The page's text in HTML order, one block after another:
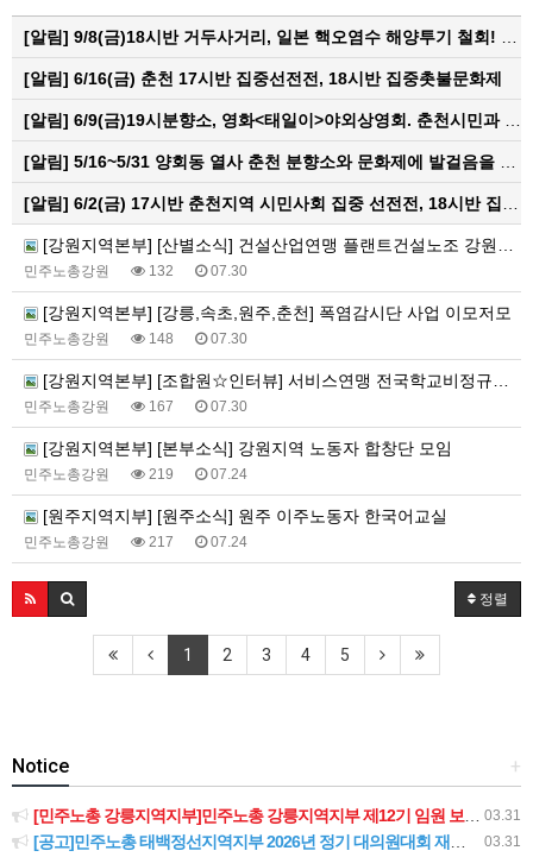
[알림] 9/8(금)18시반 거두사거리, 일본 핵오염수 해양투기 철회! 춘천시민대회
[알림] 6/16(금) 춘천 17시반 집중선전전, 18시반 집중촛불문화제
[알림] 6/9(금)19시분향소, 영화<태일이>야외상영회. 춘천시민과 함께하는 한여름밤의 영화산책
[알림] 5/16~5/31 양회동 열사 춘천 분향소와 문화제에 발걸음을 내어주신 모든 분들께 감사인사를 올립니다.
[알림] 6/2(금) 17시반 춘천지역 시민사회 집중 선전전, 18시반 집중 촛불문화제
[강원지역본부] [산별소식] 건설산업연맹 플랜트건설노조 강원충북지부
민주노총강원 132 07.30
[강원지역본부] [강릉,속초,원주,춘천] 폭염감시단 사업 이모저모
민주노총강원 148 07.30
[강원지역본부] [조합원☆인터뷰] 서비스연맹 전국학교비정규직노동조합 강원지부 김유미 춘천지회장
민주노총강원 167 07.30
[강원지역본부] [본부소식] 강원지역 노동자 합창단 모임
민주노총강원 219 07.24
[원주지역지부] [원주소식] 원주 이주노동자 한국어교실
민주노총강원 217 07.24
정렬
1 2 3 4 5
+
Notice
03.31
[민주노총 강릉지역지부]민주노총 강릉지역지부 제12기 임원 보궐선거결과 공고
03.31
[공고]민주노총 태백정선지역지부 2026년 정기 대의원대회 재소집 건